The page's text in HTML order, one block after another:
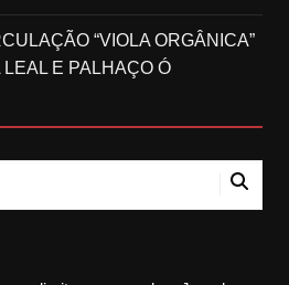
“VIOLA ORGÂNICA”
E PALHAÇO Ó